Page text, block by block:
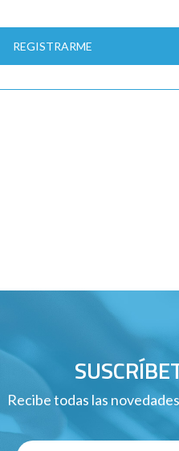
REGISTRARME
Recibe todas las